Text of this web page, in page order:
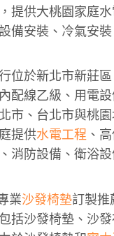
提供大桃園家庭水
備安裝、冷氣安
位於新北市新莊
配線乙級、用電
市、台北市與桃
提供水電工程 、
消防設備、衛浴
業沙發椅墊訂製推
括沙發椅墊、沙